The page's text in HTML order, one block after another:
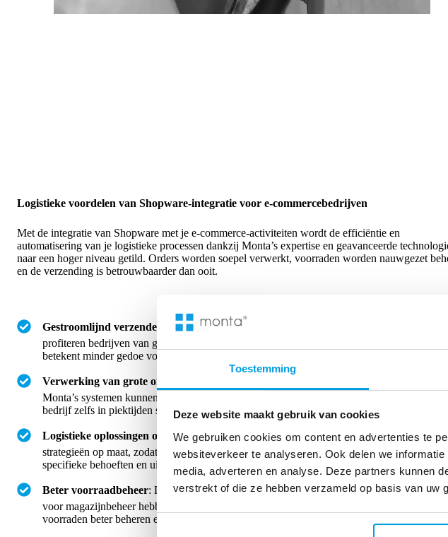
Toestemming
Deze website maakt gebruik van cookies
We gebruiken cookies om content en advertenties te
websiteverkeer te analyseren. Ook delen we
media, adverteren en analyse. Deze partners kunnen
verstrekt of die ze hebben verzameld op basis van uw
Logistieke voordelen van Shopware-integratie voor e-commercebedrijven
Met de integratie van Shopware met je e-commerce-activiteiten wordt de efficiëntie en
automatisering van je logistieke processen dankzij Monta’s expertise en geavanceerde
naar een hoger niveau getild. Orders worden soepel verwerkt, voorraden worden nauwgezet
en de verzending is betrouwbaarder dan ooit.
Gestroomlijnd verzenden en retourneren: Wanneer Shopware en Monta samenwerken,
profiteren bedrijven van geautomatiseerd verzend- en retourbeheer – het gaat sneller en
betekent minder gedoe voor klanten.
Verwerking van grote ordervolumes
Monta’s systemen kunnen webwinkels grote aantallen orders efficiënt afhandelen en draait
bedrijf zelfs in piektijden soepel door.
Logistieke oplossingen op maat : De samenwerking van Shopware en Monta biedt
strategieën op maat, zodat bedrijven hun activiteiten kunnen optimaliseren op basis van hun
specifieke behoeften en uitdagingen.
Beter voorraadbeheer: Door Shopware te koppelen met Monta’s geavanceerde
voor magazijnbeheer hebben bedrijven realtime-inzicht in hun voorraad. Zo kunnen ze hun
voorraden beter beheren en hebben ze minder vaak te veel of te weinig voorraad.